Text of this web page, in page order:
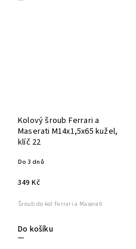
Kolový šroub Ferrari a
Maserati M14x1,5x65 kužel,
klíč 22
Do 3 dnů
349 Kč
Do košíku
Šroub do kol Ferrari a Maserati